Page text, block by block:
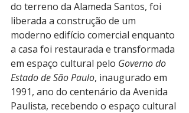
do terreno da Alameda Santos, foi
liberada a construção de um
moderno edifício comercial enquanto
a casa foi restaurada e transformada
em espaço cultural pelo Governo do
Estado de São Paulo, inaugurado em
1991, ano do centenário da Avenida
Paulista, recebendo o espaço cultural